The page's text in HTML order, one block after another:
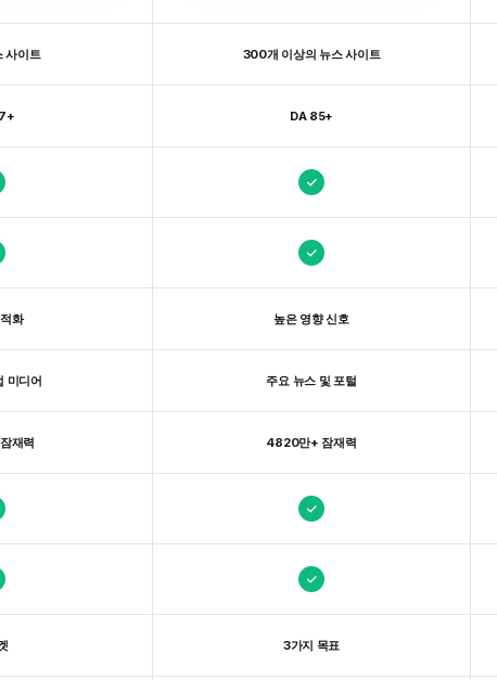
사이트 300개 이상의 뉴스 사이트
DA 85+
화 높은 영향 신호
미디어 주요 뉴스 및 포털
재력 4820만+ 잠재력
3가지 목표